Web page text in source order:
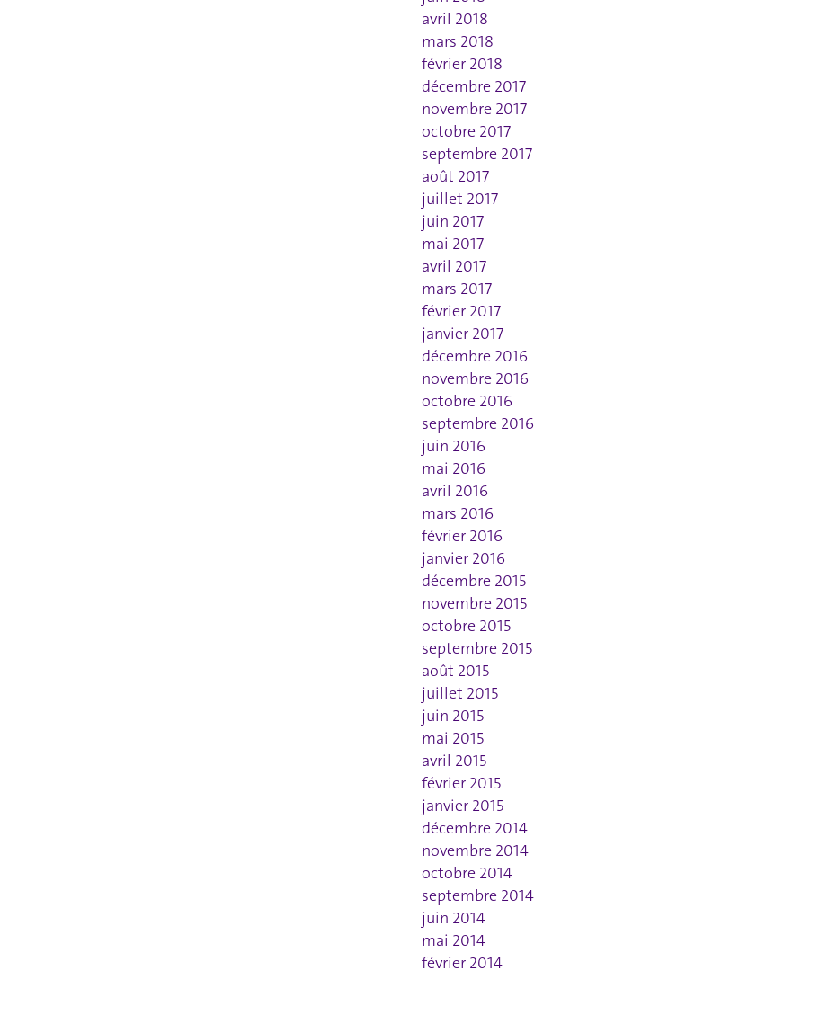
avril 2018
mars 2018
février 2018
décembre 2017
novembre 2017
octobre 2017
septembre 2017
août 2017
juillet 2017
juin 2017
mai 2017
avril 2017
mars 2017
février 2017
janvier 2017
décembre 2016
novembre 2016
octobre 2016
septembre 2016
juin 2016
mai 2016
avril 2016
mars 2016
février 2016
janvier 2016
décembre 2015
novembre 2015
octobre 2015
septembre 2015
août 2015
juillet 2015
juin 2015
mai 2015
avril 2015
février 2015
janvier 2015
décembre 2014
novembre 2014
octobre 2014
septembre 2014
juin 2014
mai 2014
février 2014